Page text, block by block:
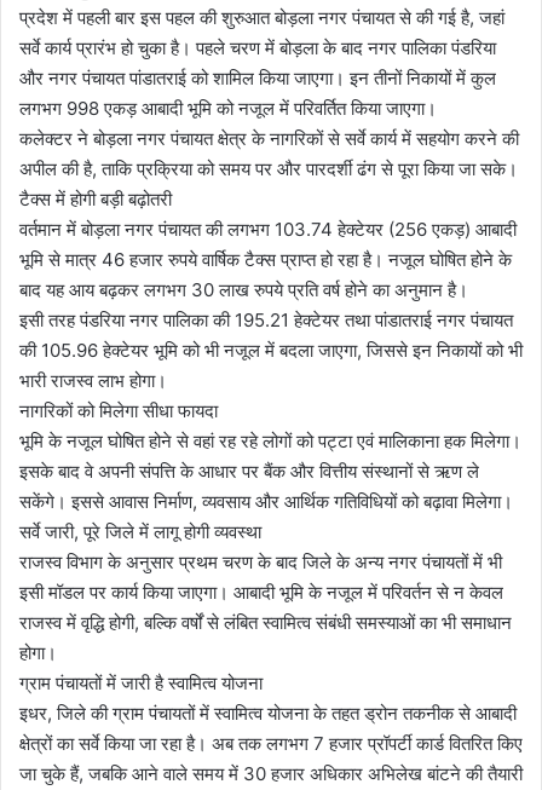
प्रदेश में पहली बार इस पहल की शुरुआत बोड़ला नगर पंचायत से की गई है, जहां
सर्वे कार्य प्रारंभ हो चुका है। पहले चरण में बोड़ला के बाद नगर पालिका पंडरिया
और नगर पंचायत पांडातराई को शामिल किया जाएगा। इन तीनों निकायों में कुल
लगभग 998 एकड़ आबादी भूमि को नजूल में परिवर्तित किया जाएगा।
कलेक्टर ने बोड़ला नगर पंचायत क्षेत्र के नागरिकों से सर्वे कार्य में सहयोग करने की
अपील की है, ताकि प्रक्रिया को समय पर और पारदर्शी ढंग से पूरा किया जा सके।
टैक्स में होगी बड़ी बढ़ोतरी
वर्तमान में बोड़ला नगर पंचायत की लगभग 103.74 हेक्टेयर (256 एकड़) आबादी
भूमि से मात्र 46 हजार रुपये वार्षिक टैक्स प्राप्त हो रहा है। नजूल घोषित होने के
बाद यह आय बढ़कर लगभग 30 लाख रुपये प्रति वर्ष होने का अनुमान है।
इसी तरह पंडरिया नगर पालिका की 195.21 हेक्टेयर तथा पांडातराई नगर पंचायत
की 105.96 हेक्टेयर भूमि को भी नजूल में बदला जाएगा, जिससे इन निकायों को भी
भारी राजस्व लाभ होगा।
नागरिकों को मिलेगा सीधा फायदा
भूमि के नजूल घोषित होने से वहां रह रहे लोगों को पट्टा एवं मालिकाना हक मिलेगा।
इसके बाद वे अपनी संपत्ति के आधार पर बैंक और वित्तीय संस्थानों से ऋण ले
सकेंगे। इससे आवास निर्माण, व्यवसाय और आर्थिक गतिविधियों को बढ़ावा मिलेगा।
सर्वे जारी, पूरे जिले में लागू होगी व्यवस्था
राजस्व विभाग के अनुसार प्रथम चरण के बाद जिले के अन्य नगर पंचायतों में भी
इसी मॉडल पर कार्य किया जाएगा। आबादी भूमि के नजूल में परिवर्तन से न केवल
राजस्व में वृद्धि होगी, बल्कि वर्षों से लंबित स्वामित्व संबंधी समस्याओं का भी समाधान
होगा।
ग्राम पंचायतों में जारी है स्वामित्व योजना
इधर, जिले की ग्राम पंचायतों में स्वामित्व योजना के तहत ड्रोन तकनीक से आबादी
क्षेत्रों का सर्वे किया जा रहा है। अब तक लगभग 7 हजार प्रॉपर्टी कार्ड वितरित किए
जा चुके हैं, जबकि आने वाले समय में 30 हजार अधिकार अभिलेख बांटने की तैयारी